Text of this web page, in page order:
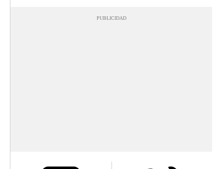
PUBLICIDAD